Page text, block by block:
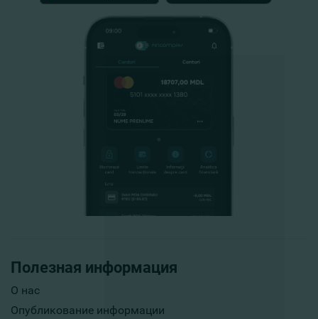
Полезная информация
О нас
Опубликование информации